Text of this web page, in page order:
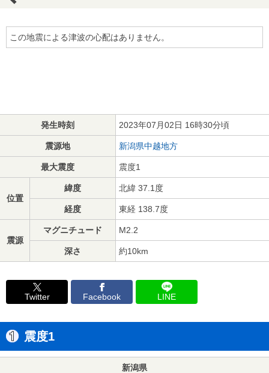
この地震による津波の心配はありません。
発生時刻 2023年07月02日 16時30分頃
震源地 新潟県中越地方
最大震度 震度1
位置
緯度 北緯 37.1度
経度 東経 138.7度
震源
マグニチュード M2.2
深さ 約10km
Twitter Facebook LINE
震度1
新潟県